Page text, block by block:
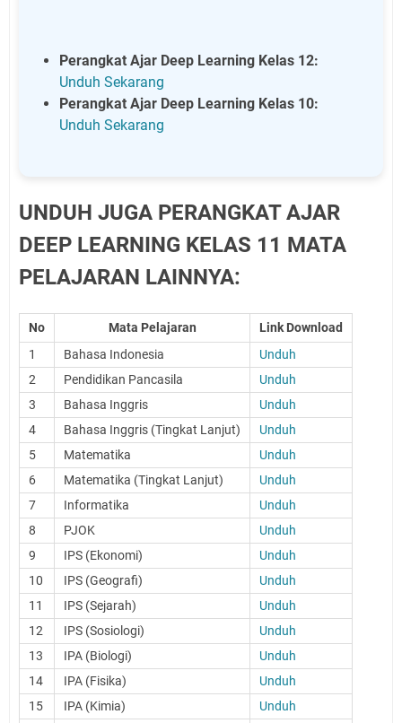
Perangkat Ajar Deep Learning Kelas 12:
Unduh Sekarang
Perangkat Ajar Deep Learning Kelas 10:
Unduh Sekarang
UNDUH JUGA PERANGKAT AJAR
DEEP LEARNING KELAS 11 MATA
PELAJARAN LAINNYA:
No Mata Pelajaran
Link Download
1
Bahasa Indonesia
Unduh
2
Pendidikan Pancasila
Unduh
3
Bahasa Inggris
Unduh
4
Bahasa Inggris (Tingkat Lanjut)
Unduh
5
Matematika
Unduh
6
Matematika (Tingkat Lanjut)
Unduh
7
Informatika
Unduh
8
PJOK
Unduh
9
IPS (Ekonomi)
Unduh
10
IPS (Geografi)
Unduh
11
IPS (Sejarah)
Unduh
12
IPS (Sosiologi)
Unduh
13
IPA (Biologi)
Unduh
14
IPA (Fisika)
Unduh
15
IPA (Kimia)
Unduh